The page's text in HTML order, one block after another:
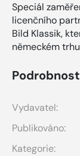
Speciál
licenčního
Bild Klassik,
německém
Vydavatel:
Publikováno:
Kategorie: